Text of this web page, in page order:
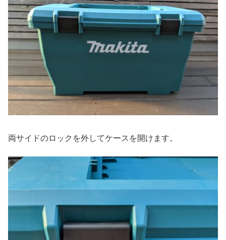
両サイドのロックを外してケースを開けます。